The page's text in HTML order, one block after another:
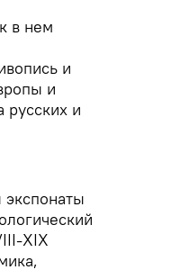
в нем
и
и
русских и
XIX